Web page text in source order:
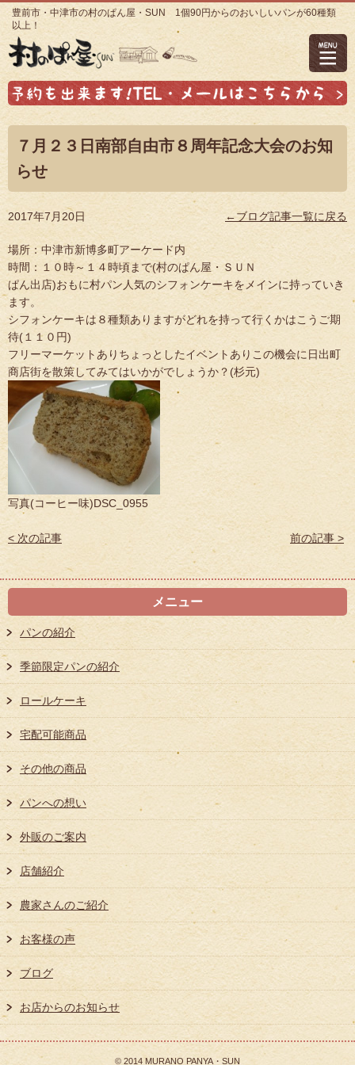
豊前市・中津市の村のぱん屋・SUN 1個90円からのおいしいパンが60種類
以上！
７月２３日南部自由市８周年記念大会のお知
らせ
2017年7月20日 ←ブログ記事一覧に戻る
場所：中津市新博多町アーケード内
時間：１０時～１４時頃まで(村のぱん屋・ＳＵＮ
ぱん出店)おもに村パン人気のシフォンケーキをメインに持っていき
ます。
シフォンケーキは８種類ありますがどれを持って行くかはこうご期
待(１１０円)
フリーマーケットありちょっとしたイベントありこの機会に日出町
商店街を散策してみてはいかがでしょうか？(杉元)
写真(コーヒー味)DSC_0955
< 次の記事 前の記事 >
メニュー
パンの紹介
季節限定パンの紹介
ロールケーキ
宅配可能商品
その他の商品
パンへの想い
外販のご案内
店舗紹介
農家さんのご紹介
お客様の声
ブログ
お店からのお知らせ
© 2014 MURANO PANYA・SUN